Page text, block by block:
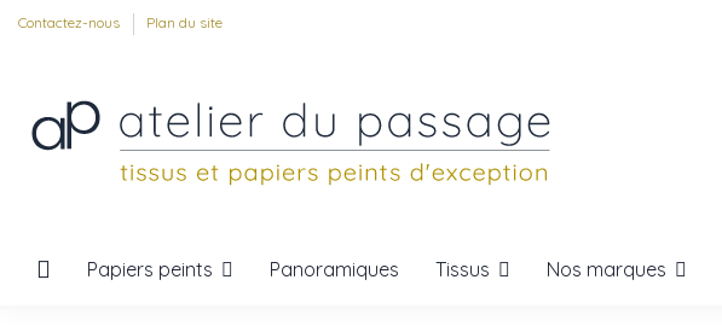
Contactez-nous Plan du site
Papiers peints Panoramiques Tissus Nos marques